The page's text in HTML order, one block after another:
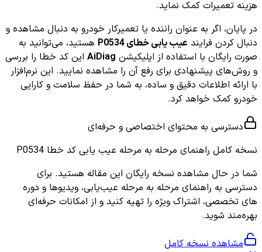
هزینه تعمیرات کمک نماید.
در پایان، اگر به عنوان راننده یا تعمیرکار خودرو به دنبال مشاهده و
دنبال کردن فرایند عیب یابی خطای P0534
هستید، می‌توانید به
صورت رایگان با استفاده از اپلیکیشن AiDiag این کد خطا را بررسی
و روش‌های پیشنهادی برای رفع آن را مشاهده نمایید. این نرم‌افزار
با ارائه اطلاعات دقیق و ساده، به شما در حفظ سلامت و کارایی
خودرو کمک خواهد کرد.
دسترسی به محتوای اختصاصی و حرفه‌ای
نسخه کامل راهنمای مرحله به مرحله عیب یابی کد خطا P0534
شما در حال مشاهده نسخه رایگان این مقاله هستید. برای
دسترسی به راهنمای مرحله به مرحله عیب‌یابی، ویدیوها و دوره
های تخصصی، اشتراک ویژه را تهیه کنید و از امکانات حرفه‌ای
بهره‌مند شوید.
مشاهده نسخه کامل